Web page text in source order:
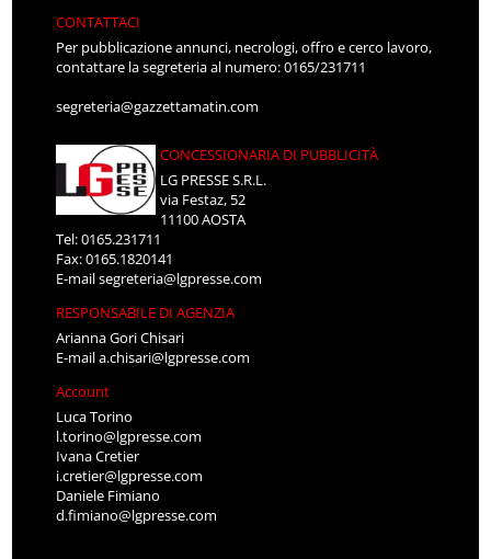
CONTATTACI
Per pubblicazione annunci, necrologi, offro e cerco lavoro,
contattare la segreteria al numero: 0165/231711
segreteria@gazzettamatin.com
CONCESSIONARIA DI PUBBLICITÀ
LG PRESSE S.R.L.
via Festaz, 52
11100 AOSTA
Tel: 0165.231711
Fax: 0165.1820141
E-mailsegreteria@lgpresse.com
RESPONSABILE DI AGENZIA
Arianna Gori Chisari
E-maila.chisari@lgpresse.com
Account
Luca Torino
l.torino@lgpresse.com
Ivana Cretier
i.cretier@lgpresse.com
Daniele Fimiano
d.fimiano@lgpresse.com